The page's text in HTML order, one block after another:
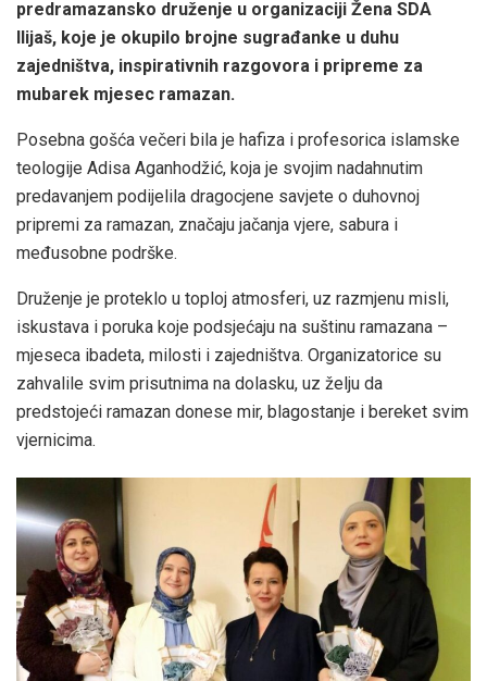
predramazansko druženje u organizaciji Žena SDA
Ilijaš, koje je okupilo brojne sugrađanke u duhu
zajedništva, inspirativnih razgovora i pripreme za
mubarek mjesec ramazan.
Posebna gošća večeri bila je hafiza i profesorica islamske
teologije Adisa Aganhodžić, koja je svojim nadahnutim
predavanjem podijelila dragocjene savjete o duhovnoj
pripremi za ramazan, značaju jačanja vjere, sabura i
međusobne podrške.
Druženje je proteklo u toploj atmosferi, uz razmjenu misli,
iskustava i poruka koje podsjećaju na suštinu ramazana –
mjeseca ibadeta, milosti i zajedništva. Organizatorice su
zahvalile svim prisutnima na dolasku, uz želju da
predstojeći ramazan donese mir, blagostanje i bereket svim
vjernicima.